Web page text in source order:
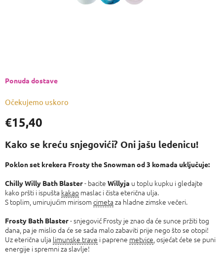
€15,40
cijenu:
Očekujemo uskoro
Ponuda dostave
Kako se kreću snjegovići? Oni jašu ledenicu!
Poklon set krekera Frosty the Snowman od 3 komada uključuje:
Chilly Willy Bath Blaster- bacite Willyja u toplu kupku i gledajte
kako pršti i ispušta kakao maslac i čista eterična ulja.
S toplim, umirujućim mirisom cimeta za hladne zimske večeri.
Frosty Bath Blaster- snjegović Frosty je znao da će sunce pržiti tog
dana, pa je mislio da će se sada malo zabaviti prije nego što se otopi!
Uz eterična ulja limunske trave i paprene metvice , osjećat ćete se puni
energije i spremni za slavlje!